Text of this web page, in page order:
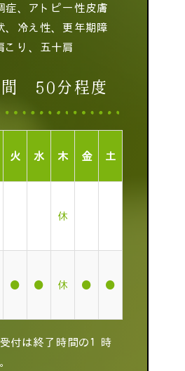
症、アトピー性皮膚
、冷え性、更年期障
こり、五十肩
間 50分程度
火 水 木 金 土
休
● ● 休 ● ●
付は終了時間の１時